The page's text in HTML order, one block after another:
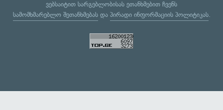
ვებსაიტით სარგებლობისას ეთანხმებით ჩვენს
სამომხმარებლო შეთანხმებასდა პირადი ინფორმაციის პოლიტიკას.